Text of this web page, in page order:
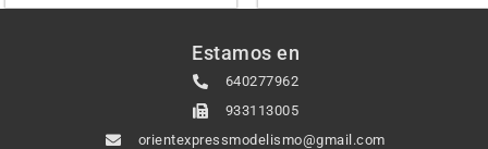
Estamos en
640277962
933113005
orientexpressmodelismo@gmail.com